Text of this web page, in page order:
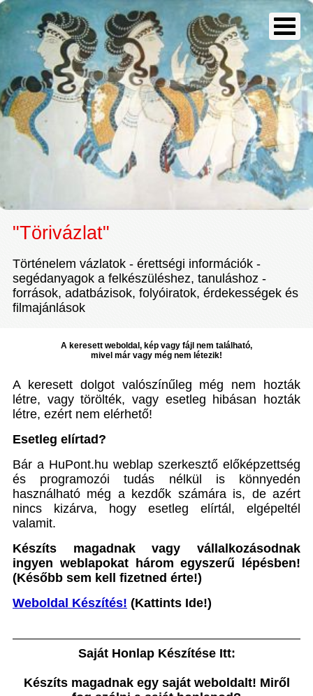
"Törivázlat"
Történelem vázlatok - érettségi információk -
segédanyagok a felkészüléshez, tanuláshoz -
források, adatbázisok, folyóiratok, érdekességek és
filmajánlások
A keresett weboldal, kép vagy fájl nem található,
mivel már vagy még nem létezik!
A keresett dolgot valószínűleg még nem hozták
létre, vagy törölték, vagy esetleg hibásan hozták
létre, ezért nem elérhető!
Esetleg elírtad?
Bár a HuPont.hu weblap szerkesztő előképzettség
és programozói tudás nélkül is könnyedén
használható még a kezdők számára is, de azért
nincs kizárva, hogy esetleg elírtál, elgépeltél
valamit.
Készíts magadnak vagy vállalkozásodnak
ingyen weblapokat három egyszerű lépésben!
(Később sem kell fizetned érte!)
Weboldal Készítés! (Kattints Ide!)
Saját Honlap Készítése Itt:
Készíts magadnak egy saját weboldalt! Miről